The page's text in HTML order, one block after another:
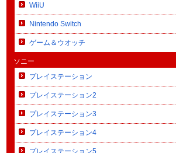
WiiU
Nintendo Switch
ゲーム＆ウオッチ
ソニー
プレイステーション
プレイステーション2
プレイステーション3
プレイステーション4
プレイステーション5